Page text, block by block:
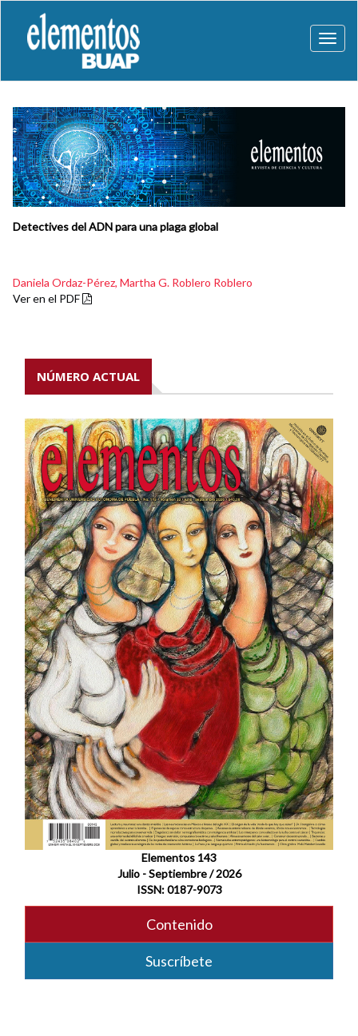
Detectives del ADN para una plaga global
Daniela Ordaz-Pérez, Martha G. Roblero Roblero
Ver en el PDF
NÚMERO ACTUAL
Elementos 143
Julio - Septiembre / 2026
ISSN: 0187-9073
Contenido
Suscríbete